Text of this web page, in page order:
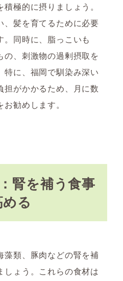
極的に摂りましょう。
、髪を育てるために必要
。同時に、脂っこいも
、刺激物の過剰摂取を
に、福岡で馴染み深い
担がかかるため、月に数
勧めします。
腎を補う食事
る
藻類、豚肉などの腎を補
しょう。これらの食材は